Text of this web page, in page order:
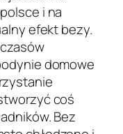
i na
efekt bezy.
domowe
coś
Bez